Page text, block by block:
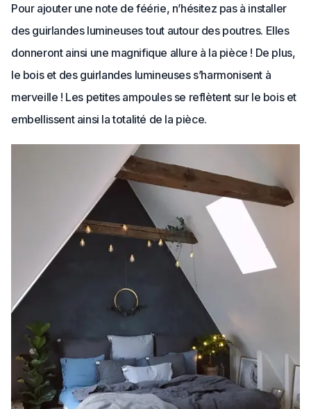
Pour ajouter une note de féérie, n’hésitez pas à installer
des guirlandes lumineuses tout autour des poutres. Elles
donneront ainsi une magnifique allure à la pièce ! De plus,
le bois et des guirlandes lumineuses s’harmonisent à
merveille ! Les petites ampoules se reflètent sur le bois et
embellissent ainsi la totalité de la pièce.